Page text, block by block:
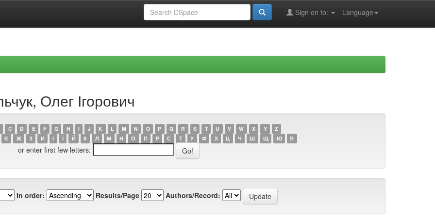
Language
Sign on to:
Олег Ігорович
C D E F G H I J K L M N O P Q R S T U V W X Y
Z
Є Ж З И І Ї Й К Л М Н О П Р С Т У Ф Х Ц Ч Ш Щ Ю Я
or enter first few letters:
In order: Results/Page Authors/Record: